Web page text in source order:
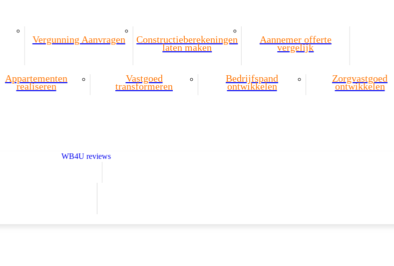
Vergunning Aanvragen Constructieberekeningen
laten maken
Aannemer offerte
vergelijk
Appartementen
realiseren
Vastgoed
transformeren
Bedrijfspand
ontwikkelen
Zorgvastgoed
ontwikkelen